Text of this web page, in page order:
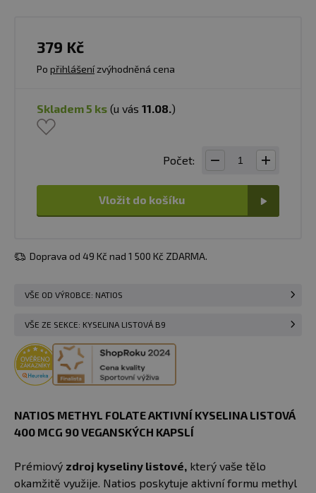
379 Kč
Po přihlášenízvýhodněná cena
skladem 5 ks (u vás 11.08.)
Počet:
Vložit do košíku
Doprava od 49 Kč nad 1 500 Kč ZDARMA.
VŠE OD VÝROBCE: NATIOS
VŠE ZE SEKCE: KYSELINA LISTOVÁ B9
NATIOS METHYL FOLATE AKTIVNÍ KYSELINA LISTOVÁ
400 MCG 90 VEGANSKÝCH KAPSLÍ
Prémiový zdroj kyseliny listové, který vaše tělo
okamžitě využije. Natios poskytuje aktivní formu methyl